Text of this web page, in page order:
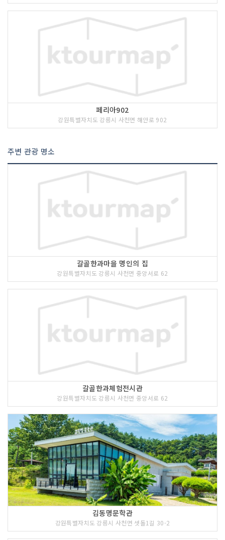
모래시계공원은 동해 바다와 산, 정동진
2리 마을을 배경으로 아담하게 꾸며져 있
다. 한가운데에는 모래시계가 있고, 그 주
위에는 소나무가 있다. 그리고 바다 쪽으
로는 벤치가 자리잡고 있다. 모래시계공
각을 알려주는 시계는 아니고, 중력에 의
해 떨어지는 모래의 부피에 의해 시간의
경과를 재는 장치다.
페리아902
강원특별자치도 강릉시 사천면 해안로 902
주변 관광 명소
갈골한과마을 명인의 집
강원특별자치도 강릉시 사천면 중앙서로 62
갈골한과체험전시관
강원특별자치도 강릉시 사천면 중앙서로 62
김동명문학관
강원특별자치도 강릉시 사천면 샛돌1길 30-2